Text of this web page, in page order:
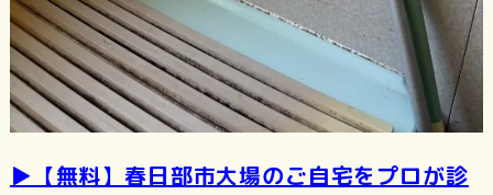
▶️【無料】春日部市大場のご自宅をプロが診